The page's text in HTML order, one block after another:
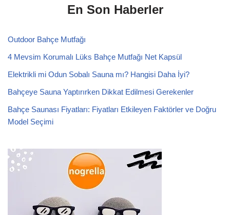
En Son Haberler
Outdoor Bahçe Mutfağı
4 Mevsim Korumalı Lüks Bahçe Mutfağı Net Kapsül
Elektrikli mi Odun Sobalı Sauna mı? Hangisi Daha İyi?
Bahçeye Sauna Yaptırırken Dikkat Edilmesi Gerekenler
Bahçe Saunası Fiyatları: Fiyatları Etkileyen Faktörler ve Doğru
Model Seçimi